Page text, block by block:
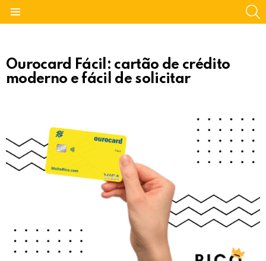
Ourocard Fácil: cartão de crédito
moderno e fácil de solicitar